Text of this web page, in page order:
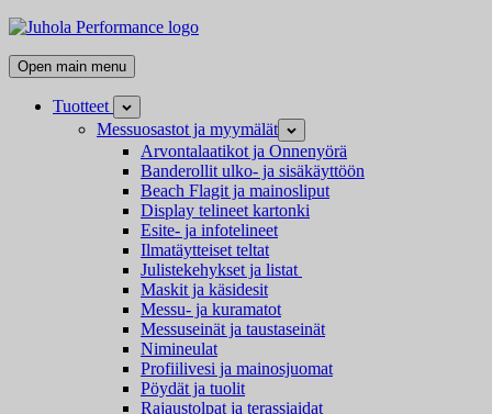
Skip
content
Juhola
Kaikki
messutuotteet
mainostarvikkeet
Open main menu
Tuotteet
Open
child
menu
Messuosastot ja myymälät Open
child
menu
Arvontalaatikot ja Onnenyörä
Banderollit ulko- ja sisäkäyttöön
Beach Flagit ja mainosliput
Display telineet kartonki
Esite- ja infotelineet
Ilmatäytteiset teltat
Julistekehykset ja listat
Maskit ja käsidesit
Messu- ja kuramatot
Messuseinät ja taustaseinät
Nimineulat
Profiilivesi ja mainosjuomat
Pöydät ja tuolit
Rajaustolpat ja terassiaidat